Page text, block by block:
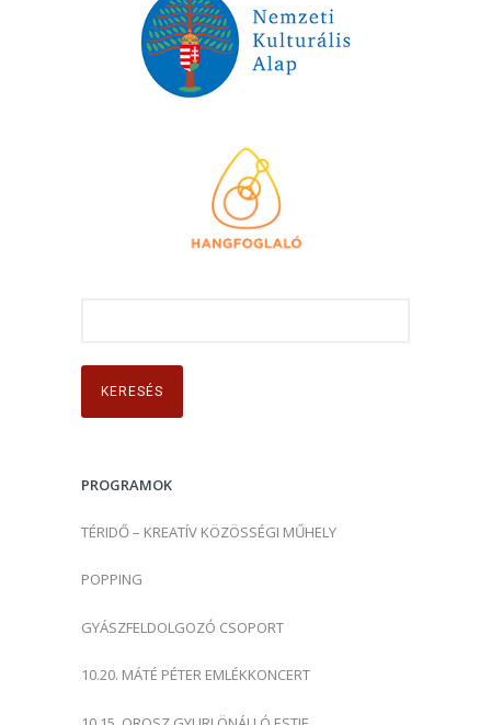
r
s
:PROGRAMOK
TÉRIDŐ – KREATÍV KÖZÖSSÉGI MŰHELY
POPPING
GYÁSZFELDOLGOZÓ CSOPORT
10.20. MÁTÉ PÉTER EMLÉKKONCERT